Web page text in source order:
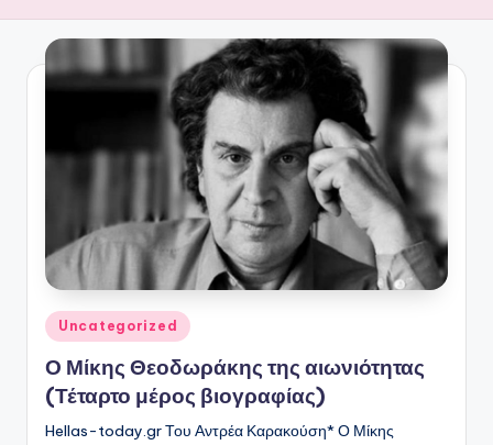
Αναρτήθηκε
σε
Uncategorized
Ο Μίκης Θεοδωράκης της αιωνιότητας
(Τέταρτο μέρος βιογραφίας)
Hellas-today.gr Του Αντρέα Καρακούση* Ο Μίκης